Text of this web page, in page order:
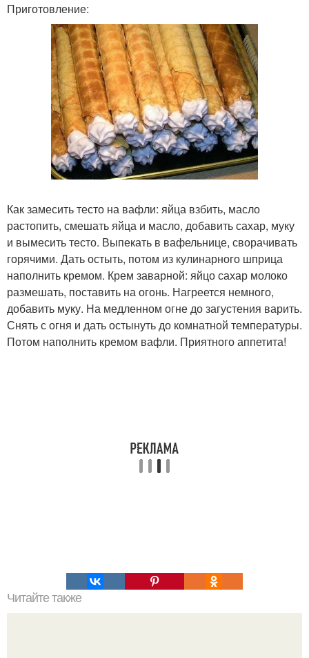
Приготовление:
Как замесить тесто на вафли: яйца взбить, масло
растопить, смешать яйца и масло, добавить сахар, муку
и вымесить тесто. Выпекать в вафельнице, сворачивать
горячими. Дать остыть, потом из кулинарного шприца
наполнить кремом. Крем заварной: яйцо сахар молоко
размешать, поставить на огонь. Нагреется немного,
добавить муку. На медленном огне до загустения варить.
Снять с огня и дать остынуть до комнатной температуры.
Потом наполнить кремом вафли. Приятного аппетита!
Читайте также